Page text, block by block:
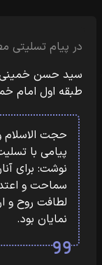
در پیام تسلیتی
سید حسن خمینی:
طبقه اول امام
حجت
پیامی با
نوشت: برای
سماحت و
لطافت روح
نمایان بود.